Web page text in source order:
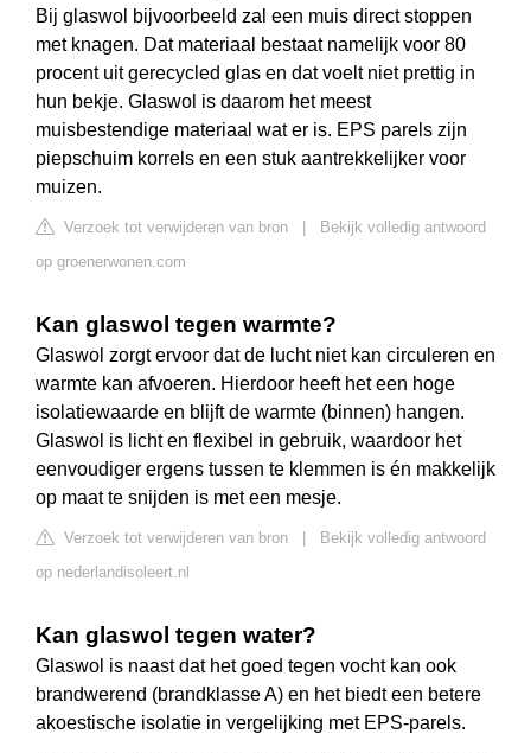
Bij glaswol bijvoorbeeld zal een muis direct stoppen
met knagen. Dat materiaal bestaat namelijk voor 80
procent uit gerecycled glas en dat voelt niet prettig in
hun bekje. Glaswol is daarom het meest
muisbestendige materiaal wat er is. EPS parels zijn
piepschuim korrels en een stuk aantrekkelijker voor
muizen.
Verzoek tot verwijderen van bron
Bekijk volledig antwoord
op groenerwonen.com
Kan glaswol tegen warmte?
Glaswol zorgt ervoor dat de lucht niet kan circuleren en
warmte kan afvoeren. Hierdoor heeft het een hoge
isolatiewaarde en blijft de warmte (binnen) hangen.
Glaswol is licht en flexibel in gebruik, waardoor het
eenvoudiger ergens tussen te klemmen is én makkelijk
op maat te snijden is met een mesje.
Verzoek tot verwijderen van bron
Bekijk volledig antwoord
op nederlandisoleert.nl
Kan glaswol tegen water?
Glaswol is naast dat het goed tegen vocht kan ook
brandwerend (brandklasse A) en het biedt een betere
akoestische isolatie in vergelijking met EPS-parels.